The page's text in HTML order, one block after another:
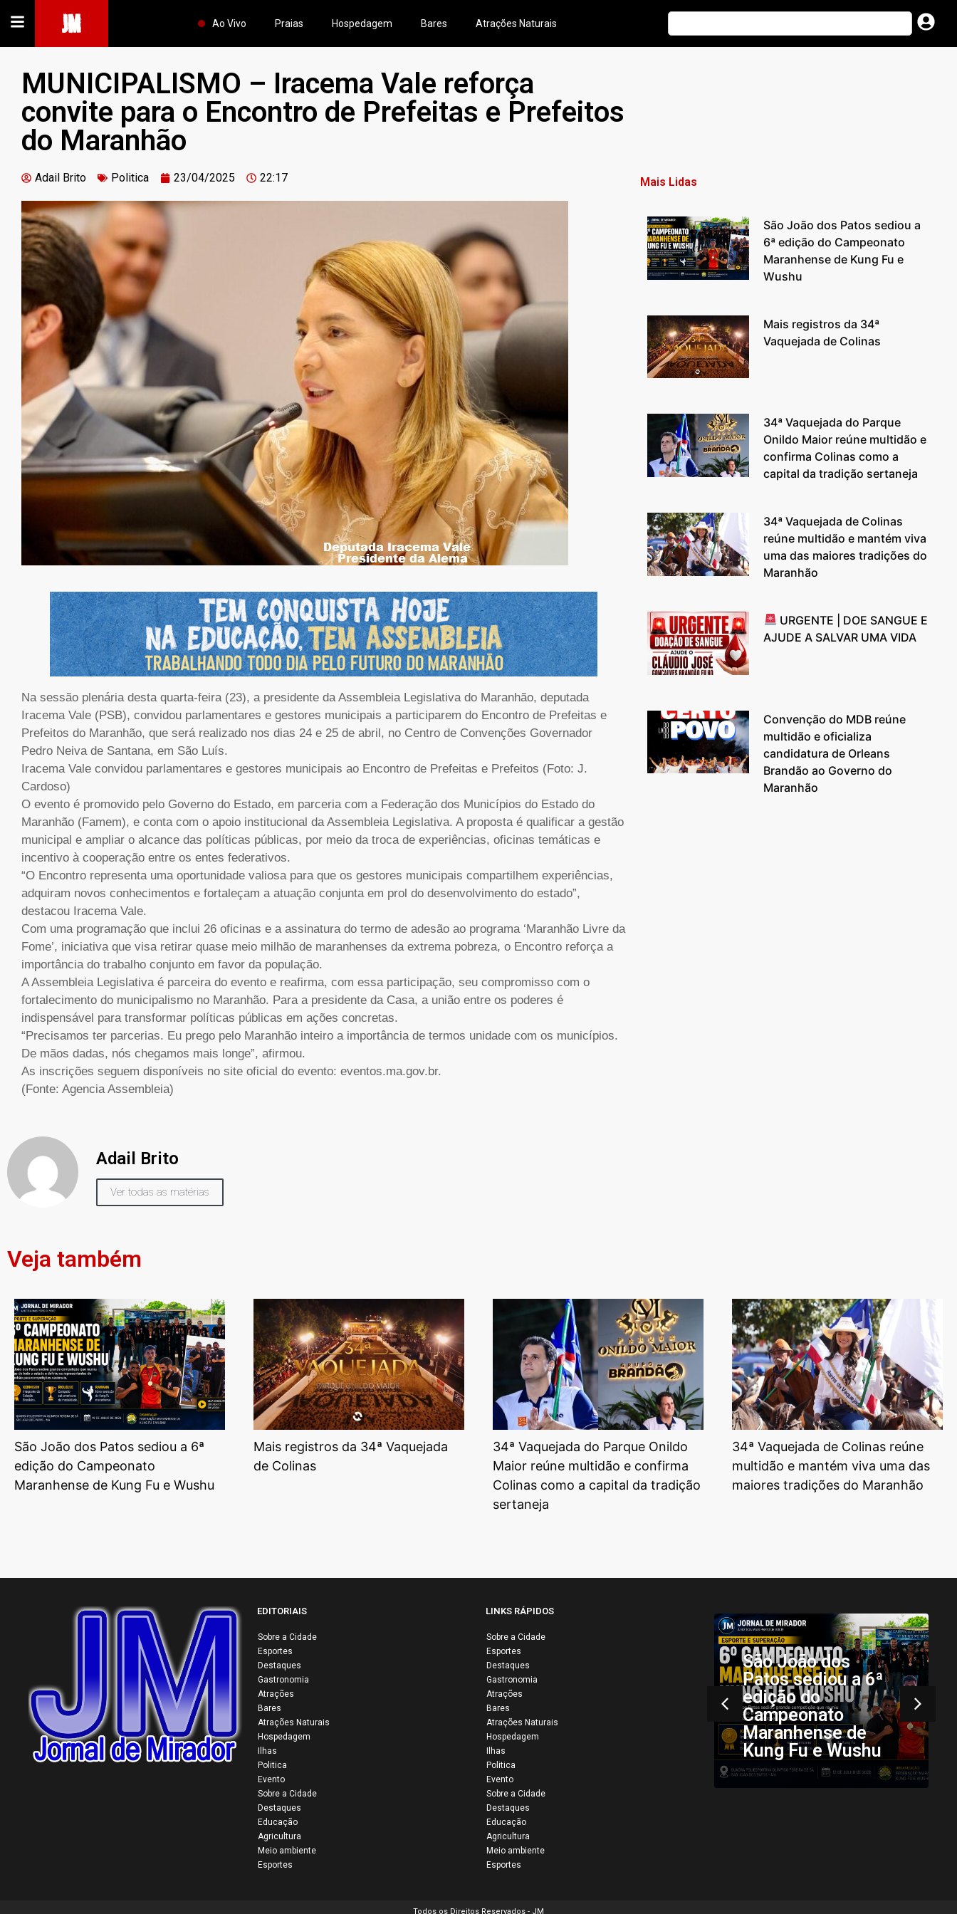
JM Ao Vivo Praias Hospedagem Bares Atrações Naturais
MUNICIPALISMO – Iracema Vale reforça
convite para o Encontro de Prefeitas e Prefeitos
do Maranhão
Adail Brito Politica 23/04/2025 22:17
Na sessão plenária desta quarta-feira (23), a presidente da Assembleia Legislativa do Maranhão, deputada
Iracema Vale (PSB), convidou parlamentares e gestores municipais a participarem do Encontro de Prefeitas e
Prefeitos do Maranhão, que será realizado nos dias 24 e 25 de abril, no Centro de Convenções Governador
Pedro Neiva de Santana, em São Luís.
Iracema Vale convidou parlamentares e gestores municipais ao Encontro de Prefeitas e Prefeitos (Foto: J.
Cardoso)
O evento é promovido pelo Governo do Estado, em parceria com a Federação dos Municípios do Estado do
Maranhão (Famem), e conta com o apoio institucional da Assembleia Legislativa. A proposta é qualificar a gestão
municipal e ampliar o alcance das políticas públicas, por meio da troca de experiências, oficinas temáticas e
incentivo à cooperação entre os entes federativos.
“O Encontro representa uma oportunidade valiosa para que os gestores municipais compartilhem experiências,
adquiram novos conhecimentos e fortaleçam a atuação conjunta em prol do desenvolvimento do estado”,
destacou Iracema Vale.
Com uma programação que inclui 26 oficinas e a assinatura do termo de adesão ao programa ‘Maranhão Livre da
Fome’, iniciativa que visa retirar quase meio milhão de maranhenses da extrema pobreza, o Encontro reforça a
importância do trabalho conjunto em favor da população.
A Assembleia Legislativa é parceira do evento e reafirma, com essa participação, seu compromisso com o
fortalecimento do municipalismo no Maranhão. Para a presidente da Casa, a união entre os poderes é
indispensável para transformar políticas públicas em ações concretas.
“Precisamos ter parcerias. Eu prego pelo Maranhão inteiro a importância de termos unidade com os municípios.
De mãos dadas, nós chegamos mais longe”, afirmou.
As inscrições seguem disponíveis no site oficial do evento: eventos.ma.gov.br.
(Fonte: Agencia Assembleia)
Mais Lidas
São João dos Patos sediou a
6ª edição do Campeonato
Maranhense de Kung Fu e
Wushu
Mais registros da 34ª
Vaquejada de Colinas
34ª Vaquejada do Parque
Onildo Maior reúne multidão e
confirma Colinas como a
capital da tradição sertaneja
34ª Vaquejada de Colinas
reúne multidão e mantém viva
uma das maiores tradições do
Maranhão
URGENTE | DOE SANGUE E
AJUDE A SALVAR UMA VIDA
Convenção do MDB reúne
multidão e oficializa
candidatura de Orleans
Brandão ao Governo do
Maranhão
Adail Brito
Ver todas as matérias
Veja também
São João dos Patos sediou a 6ª
edição do Campeonato
Maranhense de Kung Fu e Wushu
Mais registros da 34ª Vaquejada
de Colinas
34ª Vaquejada do Parque Onildo
Maior reúne multidão e confirma
Colinas como a capital da tradição
sertaneja
34ª Vaquejada de Colinas reúne
multidão e mantém viva uma das
maiores tradições do Maranhão
EDITORIAIS
Sobre a Cidade
Esportes
Destaques
Gastronomia
Atrações
Bares
Atrações Naturais
Hospedagem
Ilhas
Politica
Evento
Sobre a Cidade
Destaques
Educação
Agricultura
Meio ambiente
Esportes
LINKS RÁPIDOS
Sobre a Cidade
Esportes
Destaques
Gastronomia
Atrações
Bares
Atrações Naturais
Hospedagem
Ilhas
Politica
Evento
Sobre a Cidade
Destaques
Educação
Agricultura
Meio ambiente
Esportes
34ª Vaquejada de
Colinas reúne
multidão e mantém
viva uma das
maiores tradições
do Maranhão
São João dos
Patos sediou a 6ª
edição do
Campeonato
Maranhense de
Kung Fu e Wushu
Todos os Direitos Reservados - JM